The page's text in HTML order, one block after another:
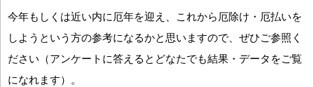
今年もしくは近い内に厄年を迎え、これから厄除け・厄払いを
しようという方の参考になるかと思いますので、ぜひご参照く
ださい（アンケートに答えるとどなたでも結果・データをご覧
になれます）。